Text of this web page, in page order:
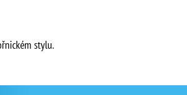
stylu.